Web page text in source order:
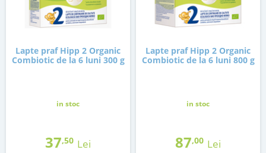
Lapte praf Hipp 2 Organic
Combiotic de la 6 luni 300 g
in stoc
37,50 Lei
Lapte praf Hipp 2 Organic
Combiotic de la 6 luni 800 g
in stoc
87,00 Lei